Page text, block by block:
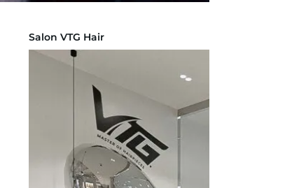
Salon VTG Hair